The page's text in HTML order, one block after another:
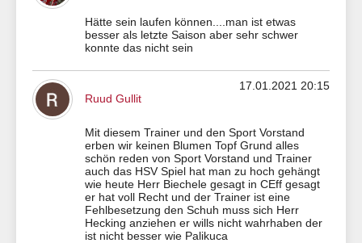
Hätte sein laufen können....man ist etwas
besser als letzte Saison aber sehr schwer
konnte das nicht sein
17.01.2021 20:15
Ruud Gullit
Mit diesem Trainer und den Sport Vorstand
erben wir keinen Blumen Topf Grund alles
schön reden von Sport Vorstand und Trainer
auch das HSV Spiel hat man zu hoch gehängt
wie heute Herr Biechele gesagt in CEff gesagt
er hat voll Recht und der Trainer ist eine
Fehlbesetzung den Schuh muss sich Herr
Hecking anziehen er wills nicht wahrhaben der
ist nicht besser wie Palikuca